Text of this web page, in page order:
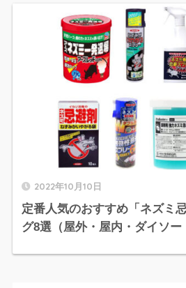
2022年10月10日
定番人気のおすすめ「ネズミ
グ8選（屋外・屋内・ダイソー